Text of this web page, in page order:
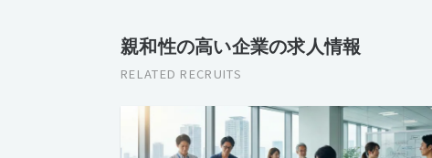
親和性の高い企業の求人情報
RELATED RECRUITS